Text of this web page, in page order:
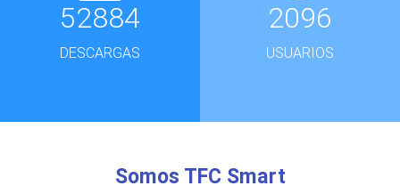
52884
DESCARGAS
2096
USUARIOS
Somos TFC Smart